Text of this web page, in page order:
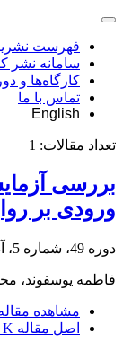
فهرست
سامانه نشر
کارگاه‌ها و
تماس با ما
English
تعداد مقالات: 1
بررسی
ورودی بر
دوره 49، شماره 5، آذر و دی 1397، صفحه
فاطمه یوسفوند،
مشاهده
اصل مقاله K